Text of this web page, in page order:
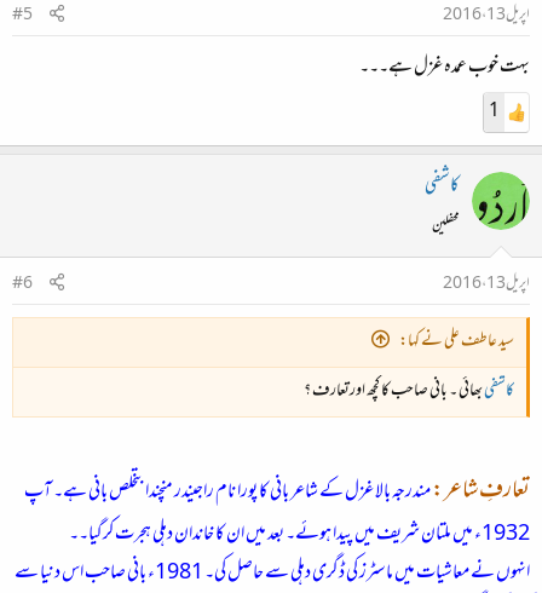
اپریل 13، 2016
#5
بہت خوب عمدہ غزل ہے۔۔۔
1
کاشفی
محفلین
اپریل 13، 2016
#6
سید عاطف علی نے کہا:
کاشفیبھائی ۔ بانی صاحب کا کچھ اورتعارف ؟
تعارفِ شاعر:مندرجہ بالا غزل کے شاعر بانی کا پورا نام راجیندر منچندا بتخلص بانی ہے۔ آپ
1932ء میں ملتان شریف میں پیدا ہوئے۔ بعد میں ان کا خاندان دہلی ہجرت کرگیا۔۔
انہوں نے معاشیات میں ماسٹرز کی ڈگری دہلی سے حاصل کی۔
1981ء بانی صاحب اس دنیا سے